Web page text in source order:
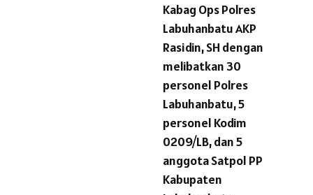
Kabag Ops Polres
Labuhanbatu AKP
Rasidin, SH dengan
melibatkan 30
personel Polres
Labuhanbatu, 5
personel Kodim
0209/LB, dan 5
anggota Satpol PP
Kabupaten